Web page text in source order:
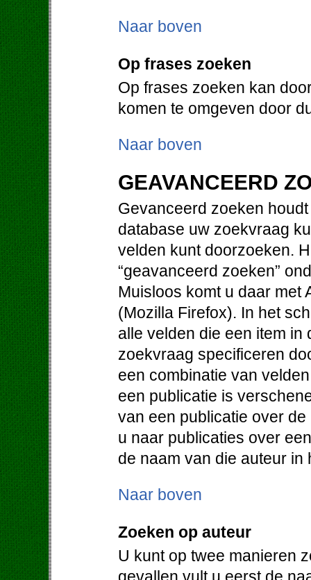
Naar boven
Op frases zoeken
Op frases zoeken kan
komen te omgeven door
Naar boven
GEAVANCEERD
Gevanceerd zoeken
database uw zoekvraag
velden kunt doorzoeken.
“geavanceerd zoeken”
Muisloos komt u daar met
(Mozilla Firefox). In het
alle velden die een item
zoekvraag specificeren
een combinatie van
een publicatie is
van een publicatie over
u naar publicaties over
de naam van die auteur in
Naar boven
Zoeken op auteur
U kunt op twee manieren